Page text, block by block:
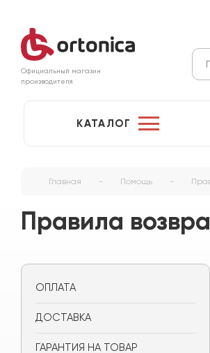
Официальный магазин
производителя
КАТАЛОГ
Главная - Помощь -
Правила
ОПЛАТА
ДОСТАВКА
ГАРАНТИЯ НА ТОВАР